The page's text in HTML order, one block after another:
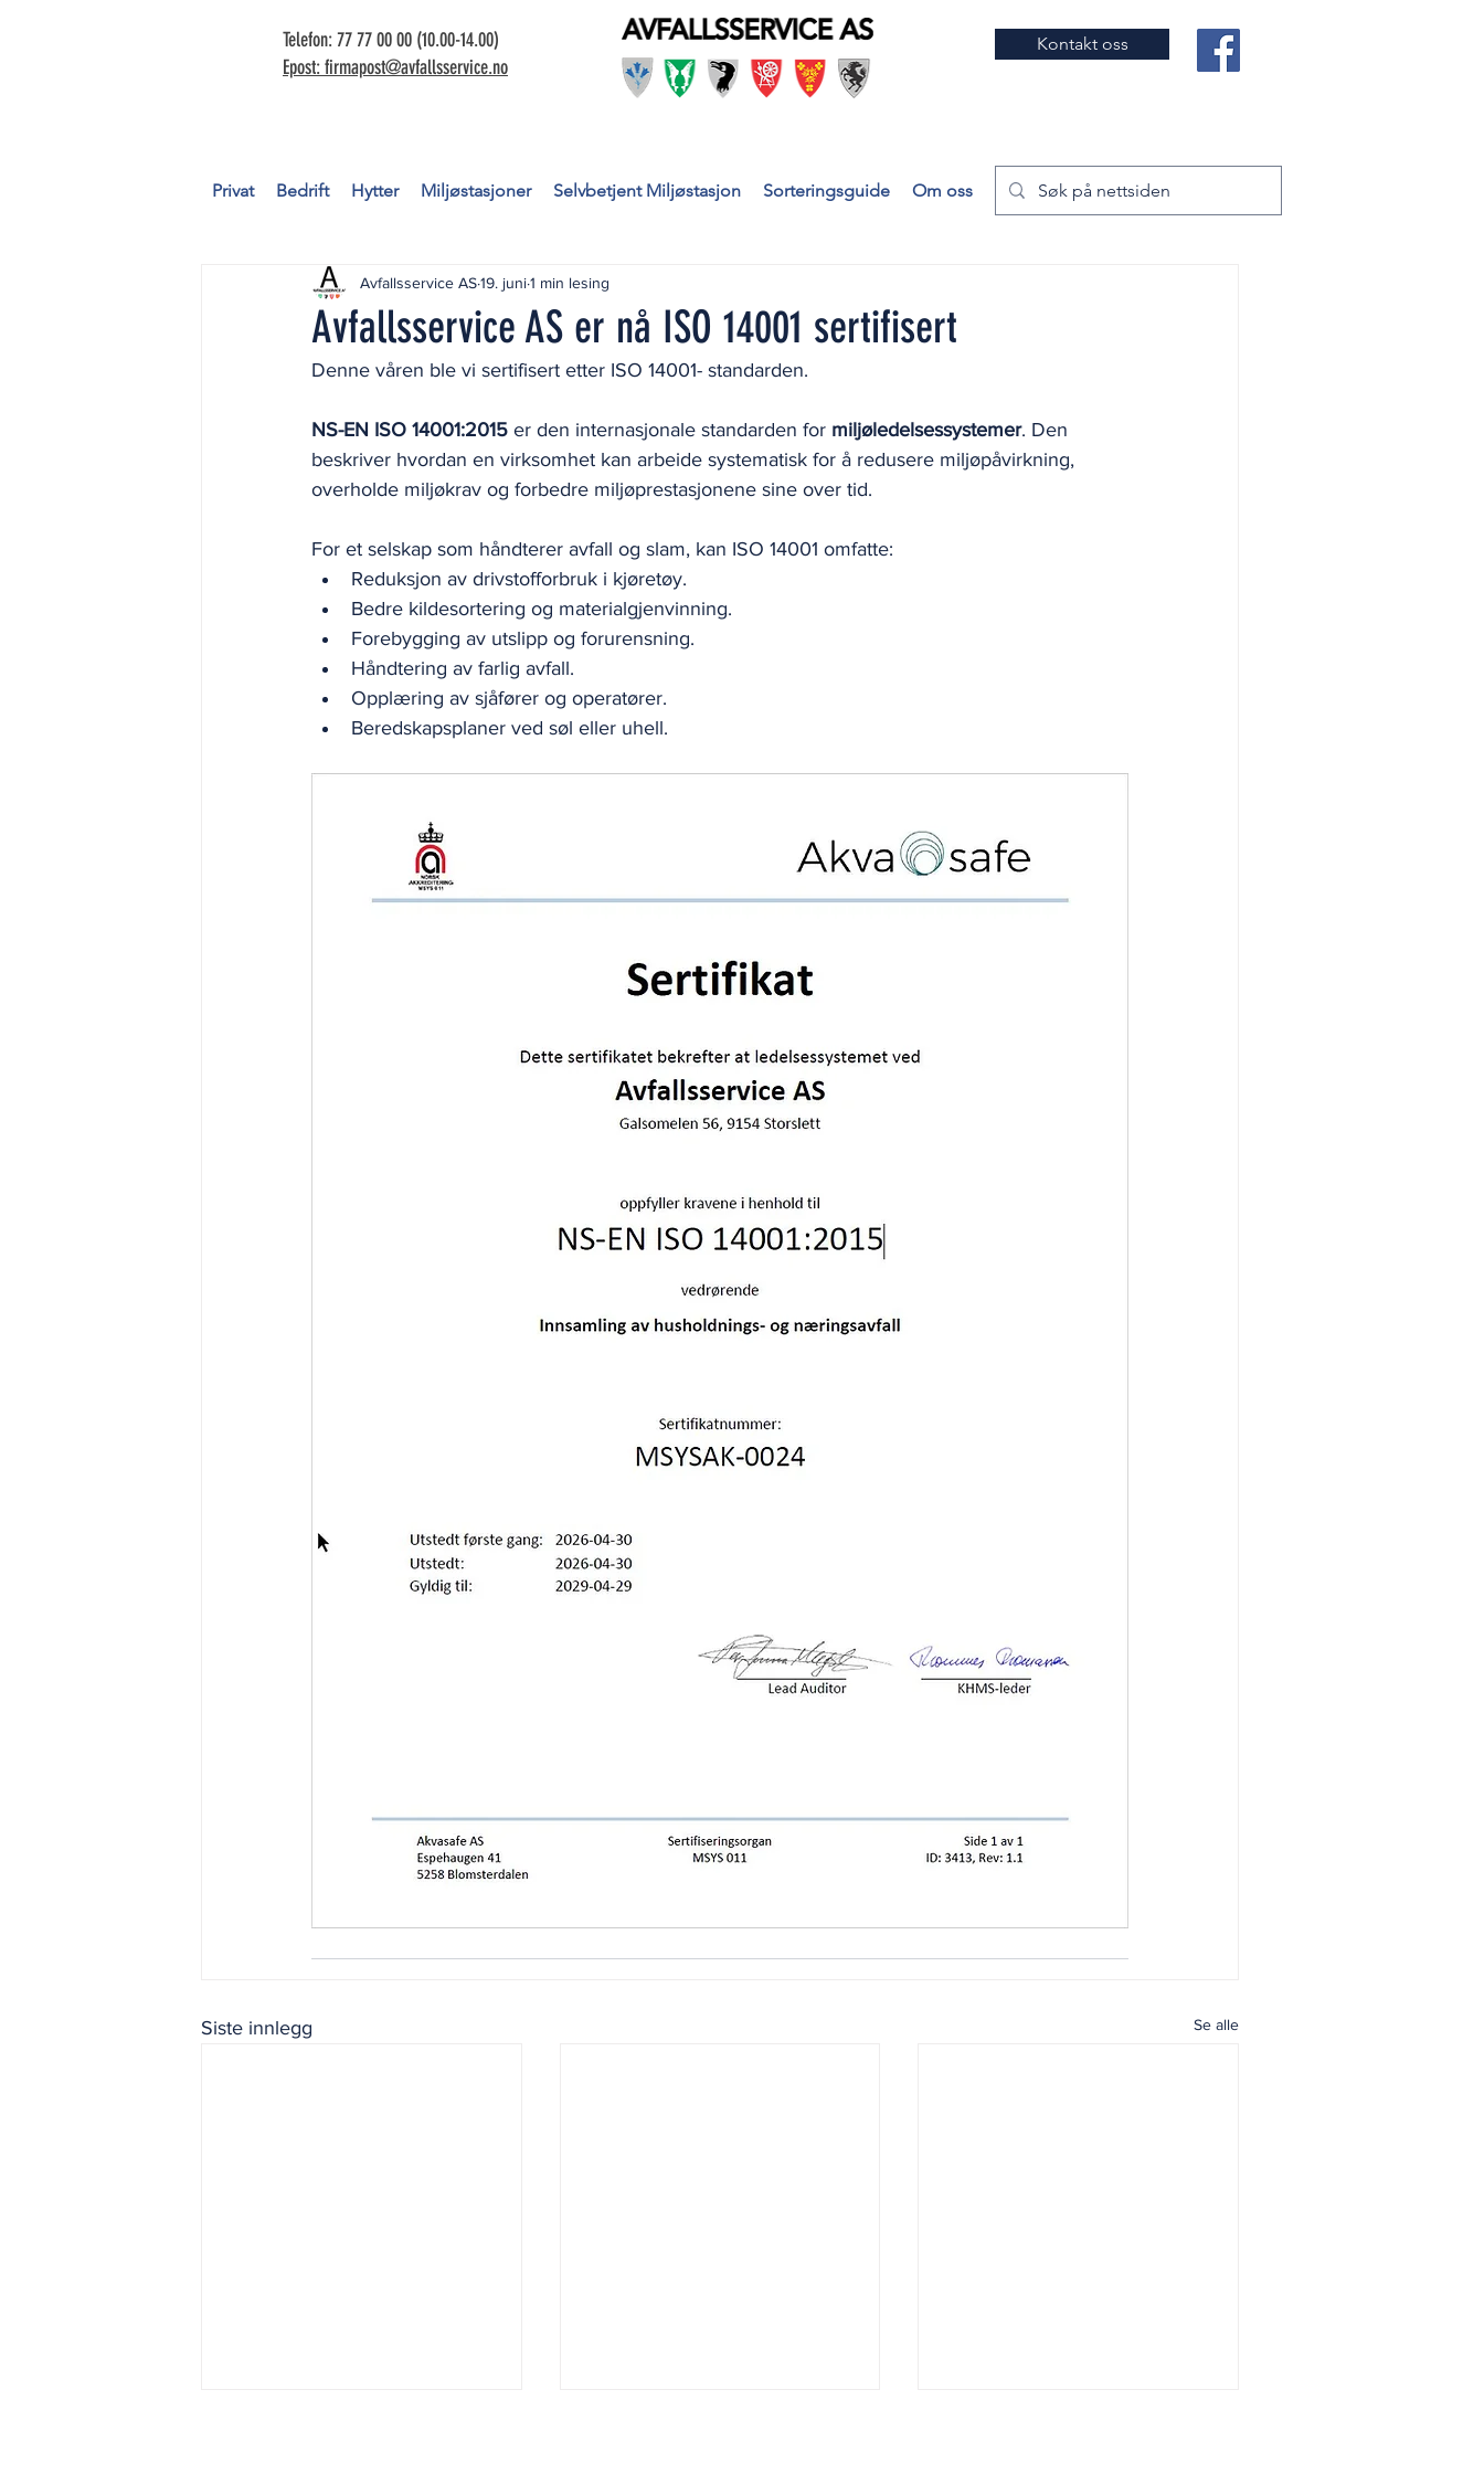
Telefon: 77 77 00 00 (10.00-14.00)
Epost: firmapost@avfallsservice.no
Privat Bedrift Hytter Miljøstasjoner Selvbetjent Miljøstasjon Sorteringsguide Om oss
Kontakt oss
Avfallsservice AS er nå ISO 14001 sertifisert
Avfallsservice AS19. juni1 min lesing
Denne våren ble vi sertifisert etter ISO 14001- standarden.
NS-EN ISO 14001:2015 er den internasjonale standarden for miljøledelsessystemer. Den
beskriver hvordan en virksomhet kan arbeide systematisk for å redusere miljøpåvirkning,
overholde miljøkrav og forbedre miljøprestasjonene sine over tid.
For et selskap som håndterer avfall og slam, kan ISO 14001 omfatte:
Reduksjon av drivstofforbruk i kjøretøy.
Bedre kildesortering og materialgjenvinning.
Forebygging av utslipp og forurensning.
Håndtering av farlig avfall.
Opplæring av sjåfører og operatører.
Beredskapsplaner ved søl eller uhell.
Siste innlegg Se alle